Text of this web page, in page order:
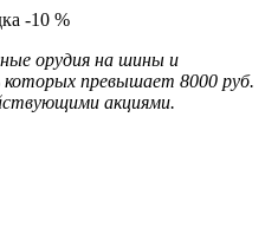
-10 %
орудия на шины и
превышает 8000 руб.
акциями.